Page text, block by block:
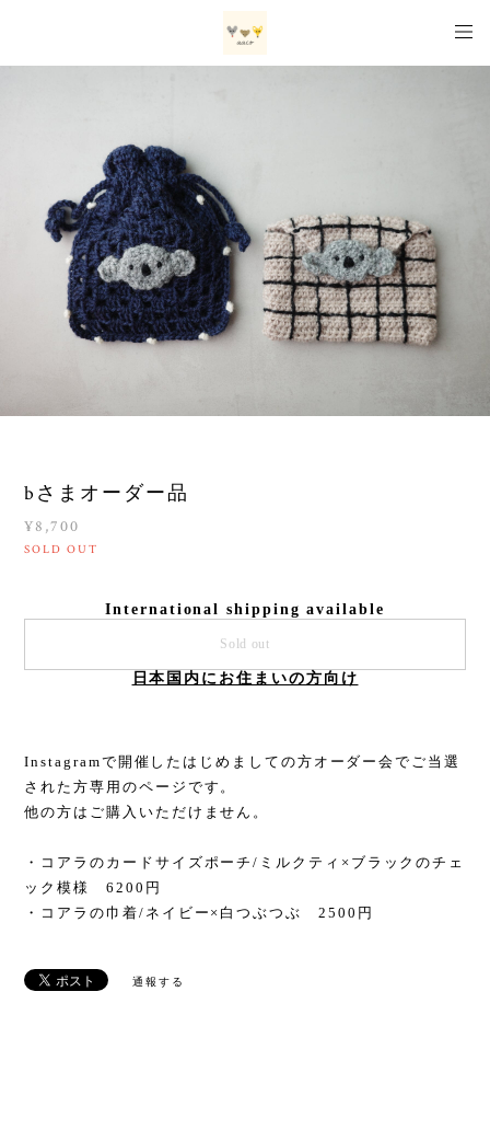
bさまオーダー品
¥8,700
SOLD OUT
International shipping available
Sold out
日本国内にお住まいの方向け
Instagramで開催したはじめましての方オーダー会でご当選
された方専用のページです。
他の方はご購入いただけません。
・コアラのカードサイズポーチ/ミルクティ×ブラックのチェ
ック模様 6200円
・コアラの巾着/ネイビー×白つぶつぶ 2500円
通報する